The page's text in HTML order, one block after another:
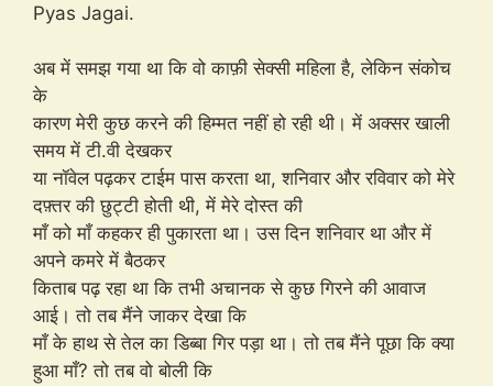
Pyas Jagai.
अब में समझ गया था कि वो काफ़ी सेक्सी महिला है, लेकिन संकोच
के
कारण मेरी कुछ करने की हिम्मत नहीं हो रही थी। में अक्सर खाली
समय में टी.वी देखकर
या नॉवेल पढ़कर टाईम पास करता था, शनिवार और रविवार को मेरे
दफ़्तर की छुट्टी होती थी, में मेरे दोस्त की
माँ को माँ कहकर ही पुकारता था। उस दिन शनिवार था और में
अपने कमरे में बैठकर
किताब पढ़ रहा था कि तभी अचानक से कुछ गिरने की आवाज
आई। तो तब मैंने जाकर देखा कि
माँ के हाथ से तेल का डिब्बा गिर पड़ा था। तो तब मैंने पूछा कि क्या
हुआ माँ? तो तब वो बोली कि